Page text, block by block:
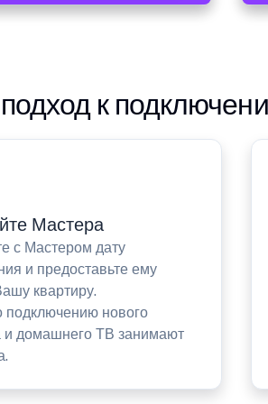
к
Мастера
с Мастером дату
и предоставьте ему
квартиру.
подключению нового
и домашнего ТВ занимают